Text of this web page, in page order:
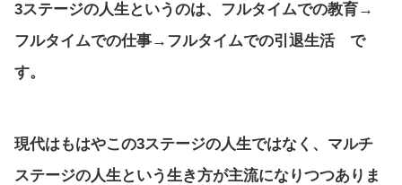
3ステージの人生というのは、フルタイムでの教育→
フルタイムでの仕事→フルタイムでの引退生活 で
す。
現代はもはやこの3ステージの人生ではなく、マルチ
ステージの人生という生き方が主流になりつつありま